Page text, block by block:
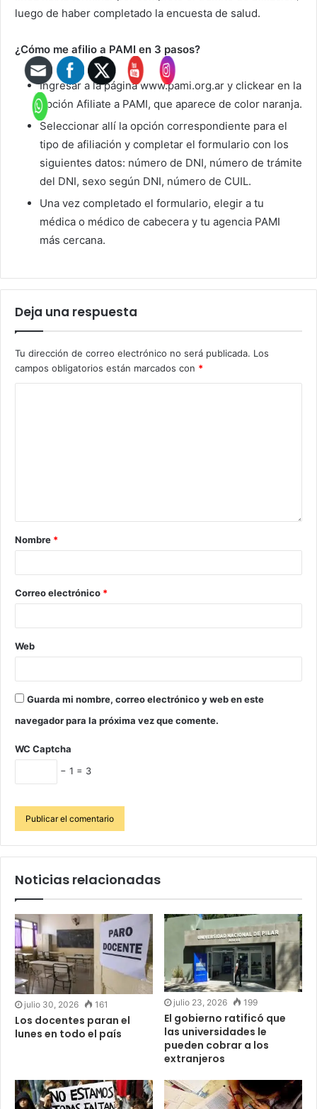
luego de haber completado la encuesta de salud.
¿Cómo me afilio a PAMI en 3 pasos?
Ingresar a la página www.pami.org.ar y clickear en la
opción Afiliate a PAMI, que aparece de color naranja.
Seleccionar allí la opción correspondiente para el
tipo de afiliación y completar el formulario con los
siguientes datos: número de DNI, número de trámite
del DNI, sexo según DNI, número de CUIL.
Una vez completado el formulario, elegir a tu
médica o médico de cabecera y tu agencia PAMI
más cercana.
Deja una respuesta
Tu dirección de correo electrónico no será publicada. Los
campos obligatorios están marcados con *
Nombre *
Correo electrónico *
Web
Guarda mi nombre, correo electrónico y web en este
navegador para la próxima vez que comente.
WC Captcha
− 1 = 3
Noticias relacionadas
julio 30, 2026 161
Los docentes paran el
lunes en todo el país
julio 23, 2026 199
El gobierno ratificó que
las universidades le
pueden cobrar a los
extranjeros